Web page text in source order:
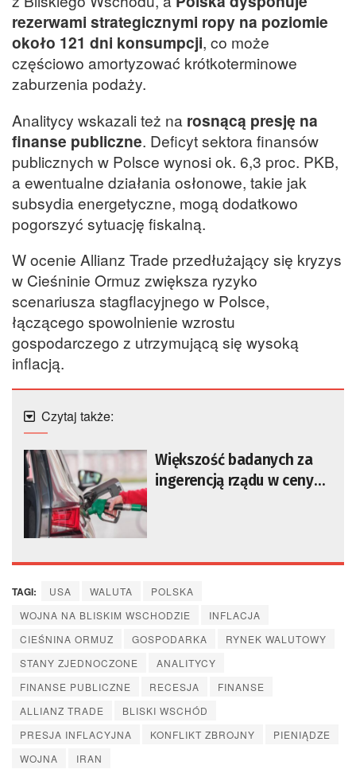
rezerwami strategicznymi ropy na poziomie
około 121 dni konsumpcji, co może
częściowo amortyzować krótkoterminowe
zaburzenia podaży.
Analitycy wskazali też na rosnącą presję na
finanse publiczne. Deficyt sektora finansów
publicznych w Polsce wynosi ok. 6,3 proc. PKB,
a ewentualne działania osłonowe, takie jak
subsydia energetyczne, mogą dodatkowo
pogorszyć sytuację fiskalną.
W ocenie Allianz Trade przedłużający się kryzys
w Cieśninie Ormuz zwiększa ryzyko
scenariusza stagflacyjnego w Polsce,
łączącego spowolnienie wzrostu
gospodarczego z utrzymującą się wysoką
inflacją.
Czytaj także:
Większość badanych za
ingerencją rządu w ceny
TAGI: USA WALUTA
POLSKA
WOJNA NA BLISKIM WSCHODZIE
INFLACJA
CIEŚNINA ORMUZ
GOSPODARKA
RYNEK WALUTOWY
STANY ZJEDNOCZONE
ANALITYCY
FINANSE PUBLICZNE
RECESJA
FINANSE
ALLIANZ TRADE
BLISKI WSCHÓD
PRESJA INFLACYJNA
KONFLIKT ZBROJNY
PIENIĄDZE
WOJNA
IRAN